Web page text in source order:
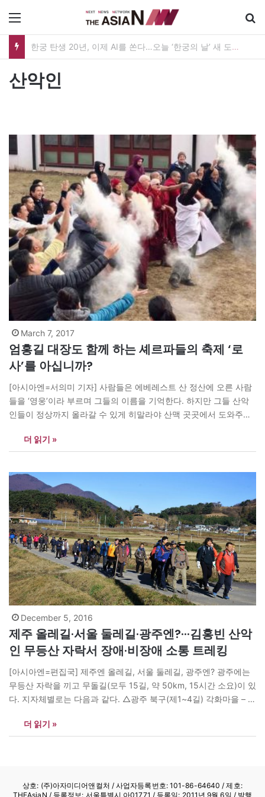
한궁 탄생 20년, 이제 AI를 쏜다…오늘 ‘한궁의 날’ 새 도약 선언
산악인
March 7, 2017
엄홍길 대장도 함께 하는 셰르파들의 축제 ‘로
사’를 아십니까?
[아시아엔=서의미 기자] 사람들은 에베레스트 산 정산에 오른 사람
들을 ‘영웅’이라 부르며 그들의 이름을 기억한다. 하지만 그들 산악
인들이 정상까지 올라갈 수 있게 히말라야 산맥 곳곳에서 도와주는
들은 선천적으로 ‘슈퍼체질’을 지니고 있으며 고산지대의 저산소 환
경에서도 일상생활이 가능하다. 어린이들도 산맥에서 태어나서인지
더 읽기 »
December 5, 2016
제주 올레길·서울 둘레길·광주엔?···김홍빈 산악
인 무등산 자락서 장애·비장애 소통 트레킹
[아시아엔=편집국] 제주엔 올레길, 서울 둘레길, 광주엔? 광주에는
무등산 자락을 끼고 무돌길(모두 15길, 약 50km, 15시간 소요)이 있
다. 지자체별로는 다음과 같다. △광주 북구(제1~4길) 각화마을 – 신
전남 담양(제4~6길) 반석 – 연천리 – 산음 – 정곡리 – 경상리 – 무동
리…
더 읽기 »
상호: (주)아자미디어앤컬처 /사업자등록번호: 101-86-64640 / 제호:
THEAsiaN / 등록정보: 서울특별시 아01771 / 등록일: 2011년 9월 6일 / 발행